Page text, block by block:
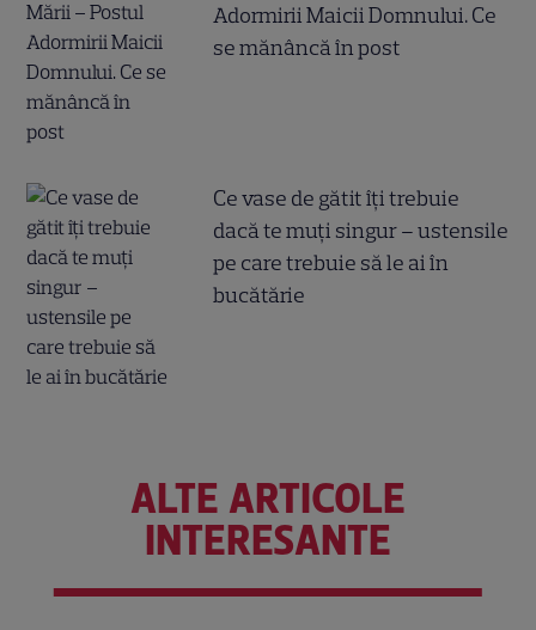
Adormirii Maicii Domnului. Ce
se mănâncă în post
Ce vase de gătit îți trebuie
dacă te muți singur – ustensile
pe care trebuie să le ai în
bucătărie
ALTE ARTICOLE
INTERESANTE